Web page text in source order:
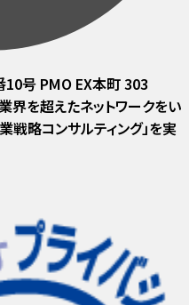
号 PMO EX本町 303
界を超えたネットワークをい
戦略コンサルティング」を実